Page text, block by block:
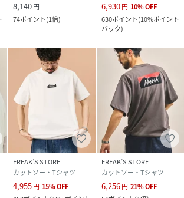
＊＊＊＊＊＊＊＊
＊＊＊＊＊＊＊＊
ント＞
:66kg/体型：普通/普段サイズ：48(L)/着
あるシルエット
8,140円
74ポイント(1倍)
6,930円 10%OFF
630ポイント(10%ポイント
バック)
FREAK’S STORE
カットソー・Tシャツ
4,955円 15%OFF
FREAK’S STORE
カットソー・Tシャツ
6,256円 21%OFF